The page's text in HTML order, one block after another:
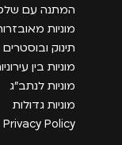
המתנה עם שלט
מוניות
תינוק ובוסטרים
מוניות בין עירוניות
מוניות לנתב״ג
מוניות גדולות
Privacy Policy